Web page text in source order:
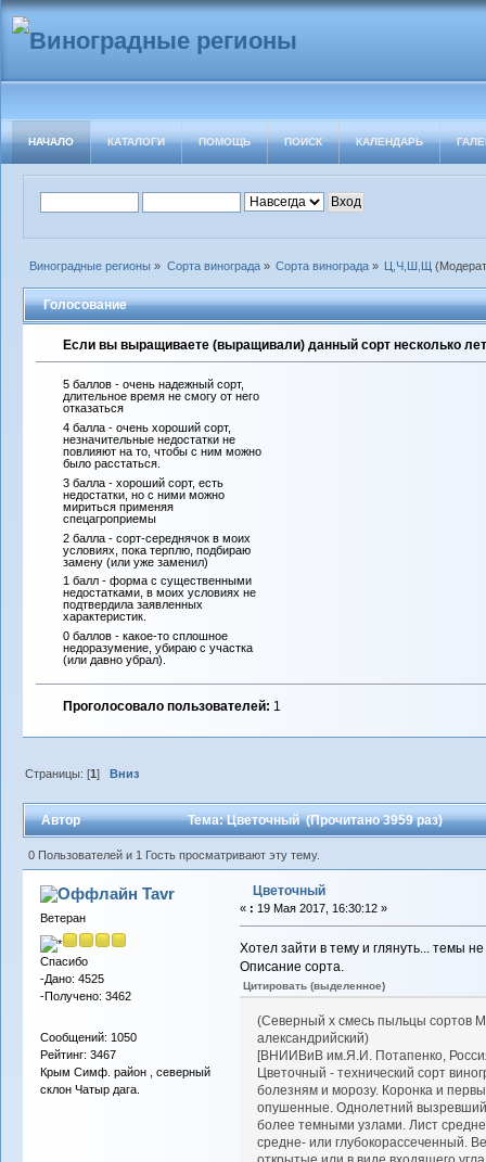
НАЧАЛО КАТАЛОГИ ПОМОЩЬ ПОИСК КАЛЕНДАРЬ
Виноградные регионы » Сорта винограда» Сорта винограда» Ц,Ч,Ш,Щ
Голосование
Если вы выращиваете (выращивали) данный сорт несколько
5 баллов - очень надежный сорт,
длительное время не смогу от него
отказаться
4 балла - очень хороший сорт,
незначительные недостатки не
повлияют на то, чтобы с ним можно
было расстаться.
3 балла - хороший сорт, есть
недостатки, но с ними можно
мириться применяя
спецагроприемы
2 балла - сорт-середнячок в моих
условиях, пока терплю, подбираю
замену (или уже заменил)
1 балл - форма с существенными
недостатками, в моих условиях не
подтвердила заявленных
характеристик.
0 баллов - какое-то сплошное
недоразумение, убираю с участка
(или давно убрал).
Проголосовало пользователей: 1
Страницы: [1]Вниз
Автор Тема: Цветочный (Прочитано 3959 раз)
0 Пользователей и 1 Гость просматривают эту тему.
Tavr
Ветеран
Спасибо
-Дано: 4525
-Получено: 3462
Сообщений: 1050
Рейтинг: 3467
Крым Симф. район , северный
склон Чатыр дага.
Цветочный
« : 19 Мая 2017, 16:30:12 »
Хотел зайти в тему и глянуть... темы
Описание сорта.
Цитировать (выделенное)
(Северный x смесь пыльцы сортов
александрийский)
[ВНИИВиВ им.Я.И. Потапенко,
Цветочный - технический сорт
болезням и морозу. Коронка и
опушенные. Однолетний вызревший
более темными узлами. Лист
средне- или глубокорассеченный.